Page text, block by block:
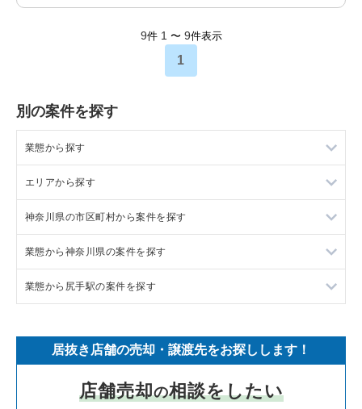
9件 1 〜 9件表示
1
別の案件を探す
業態から探す
ラーメンの居抜き売却物件の案件一覧
フランス料理の居抜き売却物件の案件一覧
イタリア料理の居抜き売却物件の案件一覧
中華の居抜き売却物件の案件一覧
寿司の居抜き売却物件の案件一覧
焼肉の居抜き売却物件の案件一覧
エリアから探す
東京23区の飲食店の居抜き売却物件の案件一覧
東京都下の飲食店の居抜き売却物件の案件一覧
千葉県の飲食店の居抜き売却物件の案件一覧
神奈川県の飲食店の居抜き売却物件の案件一覧
大阪府の飲食店の居抜き売却物件の案件一覧
神奈川県の市区町村から案件を探す
大和市の飲食店の居抜き売却物件の案件一覧
鎌倉市の飲食店の居抜き売却物件の案件一覧
川崎市高津区の飲食店の居抜き売却物件の案件一覧
横浜市鶴見区の飲食店の居抜き売却物件の案件一覧
業態から神奈川県の案件を探す
神奈川県のラーメンの居抜き売却物件の案件一覧
神奈川県のイタリア料理の居抜き売却物件の案件一覧
神奈川県の中華の居抜き売却物件の案件一覧
業態から尻手駅の案件を探す
尻手駅のその他の居抜き売却物件の案件一覧
居抜き店舗の売却・譲渡先をお探しします！
店舗売却の相談をしたい